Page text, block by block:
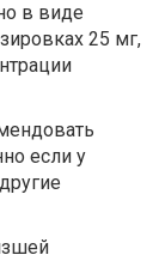
в виде
25 мг,
если у